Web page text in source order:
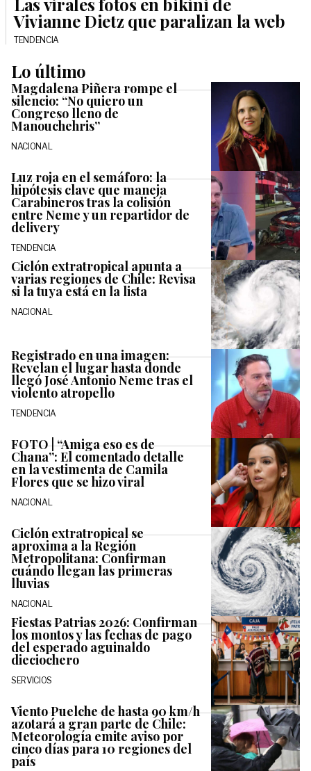
Vivianne Dietz que paralizan la web
TENDENCIA
Lo último
Magdalena Piñera rompe el
silencio: “No quiero un
Congreso lleno de
Manouchehris”
NACIONAL
Luz roja en el semáforo: la
hipótesis clave que maneja
Carabineros tras la colisión
entre Neme y un repartidor de
delivery
TENDENCIA
Ciclón extratropical apunta a
varias regiones de Chile: Revisa
si la tuya está en la lista
NACIONAL
Registrado en una imagen:
Revelan el lugar hasta donde
llegó José Antonio Neme tras el
violento atropello
TENDENCIA
FOTO | “Amiga eso es de
Chana”: El comentado detalle
en la vestimenta de Camila
Flores que se hizo viral
NACIONAL
Ciclón extratropical se
aproxima a la Región
Metropolitana: Confirman
cuándo llegan las primeras
lluvias
NACIONAL
Fiestas Patrias 2026: Confirman
los montos y las fechas de pago
del esperado aguinaldo
dieciochero
SERVICIOS
Viento Puelche de hasta 90 km/h
azotará a gran parte de Chile:
Meteorología emite aviso por
cinco días para 10 regiones del
país